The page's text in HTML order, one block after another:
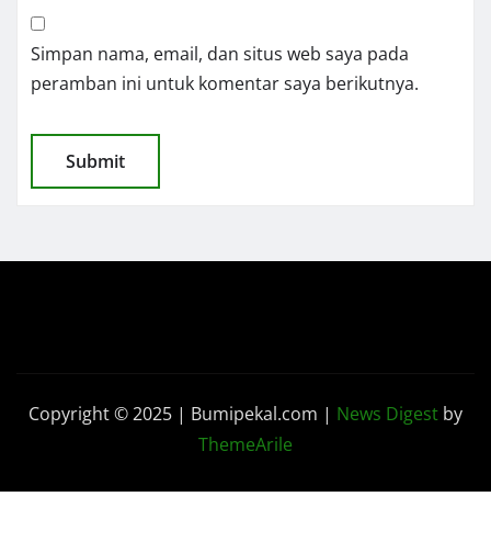
Simpan nama, email, dan situs web saya pada
peramban ini untuk komentar saya berikutnya.
Copyright © 2025 | Bumipekal.com | News Digest by
ThemeArile